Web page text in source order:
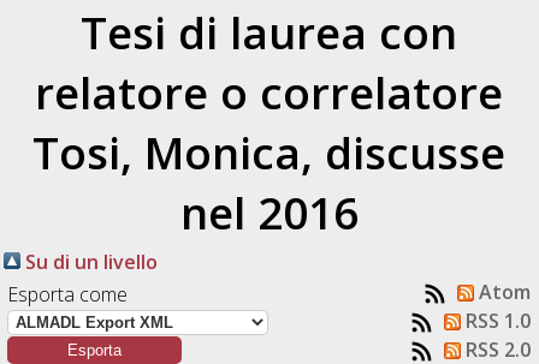
Tesi di laurea con
relatore o correlatore
Tosi, Monica, discusse
nel 2016
Su di un livello
Esporta come
Atom
RSS 1.0
RSS 2.0